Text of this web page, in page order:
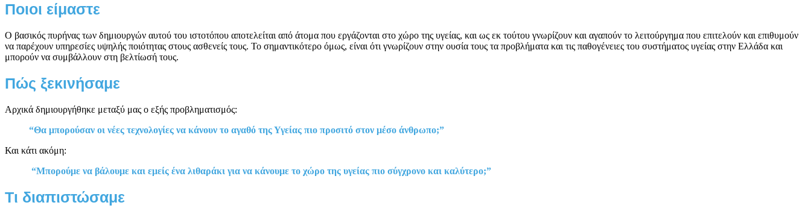
Ποιοι είμαστε
Ο βασικός πυρήνας των δημιουργών αυτού του ιστοτόπου αποτελείται από άτομα που εργάζονται στο χώρο της υγείας, και ως εκ τούτου γνωρίζουν και αγαπούν το λειτούργημα που επιτελούν και επιθυμούν
να παρέχουν υπηρεσίες υψηλής ποιότητας στους ασθενείς τους. Το σημαντικότερο όμως, είναι ότι γνωρίζουν στην ουσία τους τα προβλήματα και τις παθογένειες του συστήματος υγείας στην Ελλάδα και
μπορούν να συμβάλλουν στη βελτίωσή τους.
Πώς ξεκινήσαμε
Αρχικά δημιουργήθηκε μεταξύ μας ο εξής προβληματισμός:
“Θα μπορούσαν οι νέες τεχνολογίες να κάνουν το αγαθό της Υγείας πιο προσιτό στον μέσο άνθρωπο;”
Και κάτι ακόμη:
“Μπορούμε να βάλουμε και εμείς ένα λιθαράκι για να κάνουμε το χώρο της υγείας πιο σύγχρονο και καλύτερο;”
Τι διαπιστώσαμε